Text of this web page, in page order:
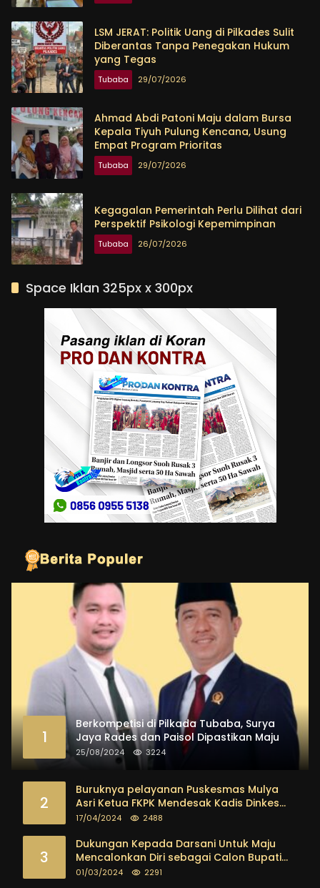
LSM JERAT: Politik Uang di Pilkades Sulit
Diberantas Tanpa Penegakan Hukum
yang Tegas
Tubaba 29/07/2026
Ahmad Abdi Patoni Maju dalam Bursa
Kepala Tiyuh Pulung Kencana, Usung
Empat Program Prioritas
Tubaba 29/07/2026
Kegagalan Pemerintah Perlu Dilihat dari
Perspektif Psikologi Kepemimpinan
Tubaba 26/07/2026
Space Iklan 325px x 300px
1
Berkompetisi di Pilkada Tubaba, Surya
Jaya Rades dan Paisol Dipastikan Maju
25/08/2024 3224
2
Buruknya pelayanan Puskesmas Mulya
Asri Ketua FKPK Mendesak Kadis Dinkes
Tubaba Ambil Tindakan Tegas
17/04/2024 2488
3
Dukungan Kepada Darsani Untuk Maju
Mencalonkan Diri sebagai Calon Bupati
Tubaba Terus Mengalir Baik Dari
01/03/2024 2291